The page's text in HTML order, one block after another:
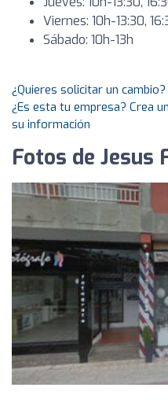
Viernes: 10h-13:30,
Sábado: 10h-13h
¿Quieres solicitar un cambio?
¿Es esta tu empresa? Crea
su información
Fotos de Jesus